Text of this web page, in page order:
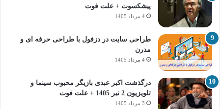
پیشکسوت + علت فوت
4 مرداد 1405
طراحی سایت در دزفول با طراحی حرفه‌ ای و
مدرن
4 مرداد 1405
درگذشت اکبر عبدی بازیگر محبوب سینما و
تلویزیون 2 تیر 1405 + علت فوت
3 مرداد 1405